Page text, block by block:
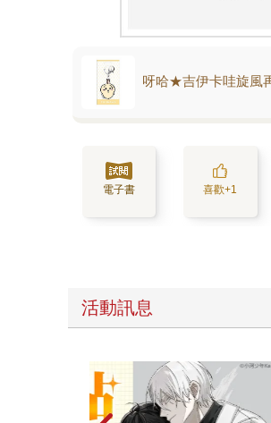
呀哈★吉伊卡哇旋風
電子書 喜歡+1
活動訊息
金石堂2026海外優惠：電